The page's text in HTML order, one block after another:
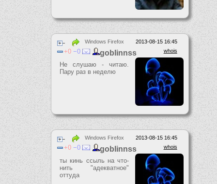
2013-08-15 16:45
Windows Firefox
whois
0 0 goblinnss
Не слушаю - читаю.
Пару раз в неделю
2013-08-15 16:45
Windows Firefox
whois
0 0 goblinnss
ты кинь ссыль на что-
нить "адекватное"
оттуда